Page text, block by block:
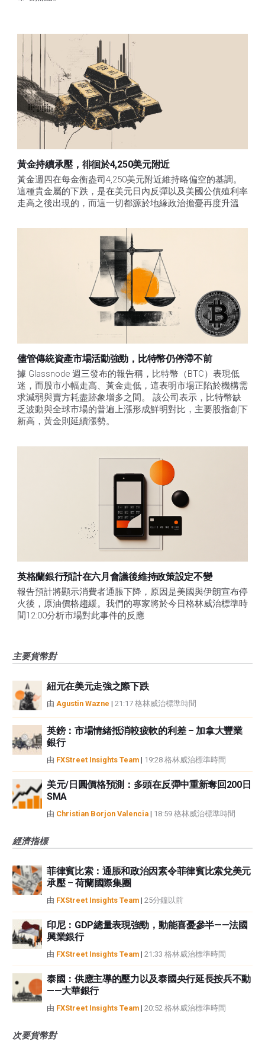
黃金持續承壓，徘徊於4,250美元附近
黃金週四在每金衡盎司4,250美元附近維持略偏空的基調。
這種貴金屬的下跌，是在美元日內反彈以及美國公債殖利率
走高之後出現的，而這一切都源於地緣政治擔憂再度升溫
儘管傳統資產市場活動強勁，比特幣仍停滯不前
據 Glassnode 週三發布的報告稱，比特幣（BTC）表現低
迷，而股市小幅走高、黃金走低，這表明市場正陷於機構需
求減弱與賣方耗盡跡象增多之間。 該公司表示，比特幣缺
乏波動與全球市場的普遍上漲形成鮮明對比，主要股指創下
新高，黃金則延續漲勢。
英格蘭銀行預計在六月會議後維持政策設定不變
報告預計將顯示消費者通脹下降，原因是美國與伊朗宣布停
火後，原油價格趨緩。我們的專家將於今日格林威治標準時
間12:00分析市場對此事件的反應
主要貨幣對
紐元在美元走強之際下跌
由 Agustin Wazne | 21:17 格林威治標準時間
英鎊：市場情緒抵消較疲軟的利差 – 加拿大豐業
銀行
由 FXStreet Insights Team | 19:28 格林威治標準時間
美元/日圓價格預測：多頭在反彈中重新奪回200日
SMA
由 Christian Borjon Valencia | 18:59 格林威治標準時間
經濟指標
菲律賓比索：通脹和政治因素令菲律賓比索兌美元
承壓 – 荷蘭國際集團
由 FXStreet Insights Team | 25分鐘以前
印尼：GDP總量表現強勁，動能喜憂參半——法國
興業銀行
由 FXStreet Insights Team | 21:33 格林威治標準時間
泰國：供應主導的壓力以及泰國央行延長按兵不動
——大華銀行
由 FXStreet Insights Team | 20:52 格林威治標準時間
次要貨幣對